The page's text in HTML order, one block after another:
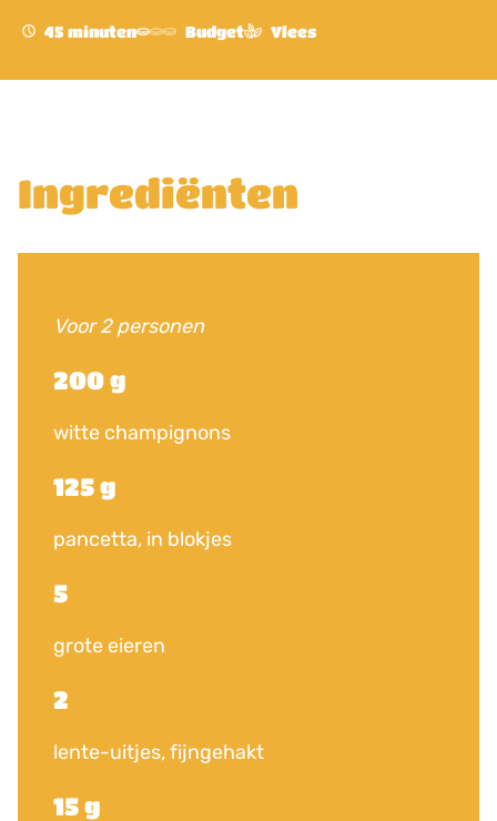
45 minuten Budget Vlees
Ingrediënten
Voor 2 personen
200 g
witte champignons
125 g
pancetta, in blokjes
5
grote eieren
2
lente-uitjes, fijngehakt
15 g